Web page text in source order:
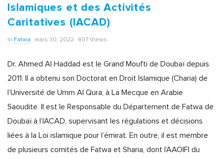
Islamiques et des Activités
Caritatives (IACAD)
In Fatwa mars 30, 2022 407 Views
Dr. Ahmed Al Haddad est le Grand Moufti de Doubaï depuis
2011. Il a obtenu son Doctorat en Droit Islamique (Charia) de
l’Université de Umm Al Qura, à La Mecque en Arabie
Saoudite. Il est le Responsable du Département de Fatwa de
Doubaï à l’IACAD, supervisant les régulations et décisions
liées à la Loi islamique pour l’émirat. En outre, il est membre
de plusieurs comités de Fatwa et Sharia, dont l’AAOIFI du